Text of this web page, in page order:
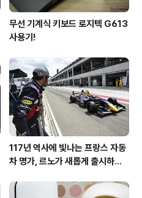
무선 기계식 키보드 로지텍 G613
사용기!
117년 역사에 빛나는 프랑스 자동
차 명가, 르노가 새롭게 출시하는